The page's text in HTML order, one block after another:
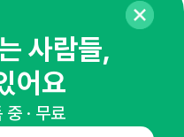
사람들,
어요
· 무료